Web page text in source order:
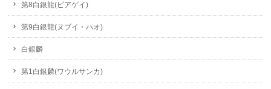
第8白銀龍(ピアゲイ)
第9白銀龍(ヌブイ・ハオ)
白銀麟
第1白銀麟(ワウルサンカ)